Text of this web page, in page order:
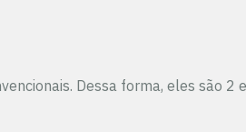
Dessa forma, eles são